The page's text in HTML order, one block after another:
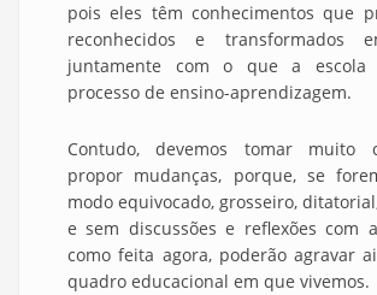
pois eles têm conhecimentos que
reconhecidos e transformados
juntamente com o que a escola
processo de ensino-aprendizagem.
Contudo, devemos tomar muito
propor mudanças, porque, se
modo equivocado, grosseiro,
e sem discussões e reflexões com
como feita agora, poderão agravar
quadro educacional em que vivemos.